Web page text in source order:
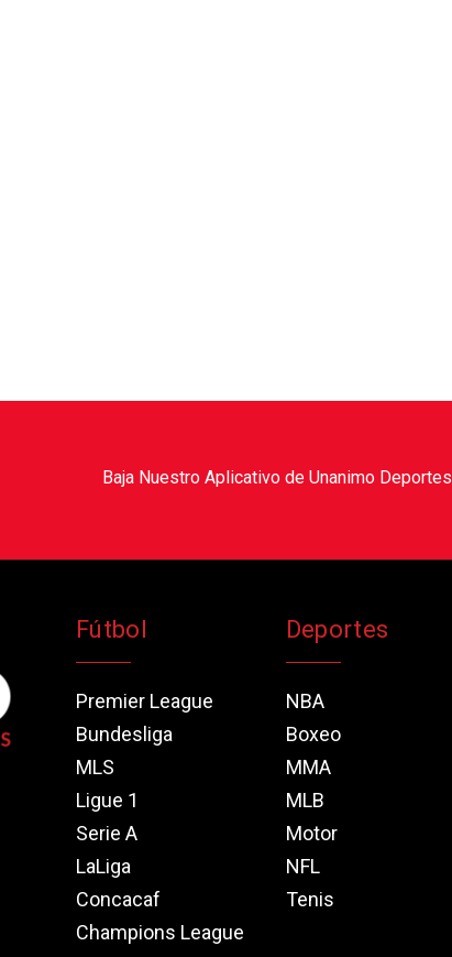
Baja Nuestro Aplicativo de Unanimo Deportes
Fútbol
Premier League
Bundesliga
MLS
Ligue 1
Serie A
LaLiga
Concacaf
Champions League
Deportes
NBA
Boxeo
MMA
MLB
Motor
NFL
Tenis